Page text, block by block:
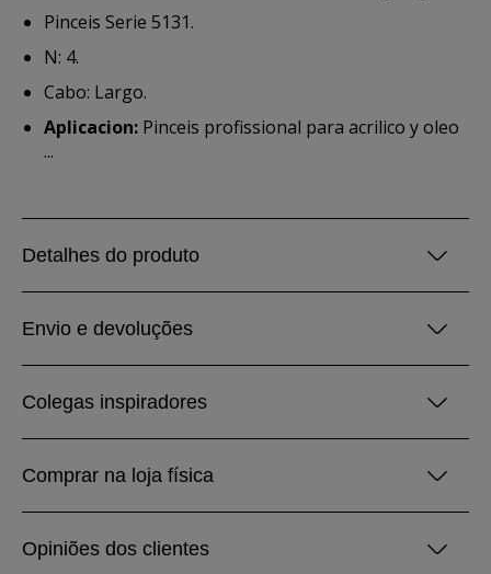
Pinceis Serie 5131.
N: 4.
Cabo: Largo.
Aplicacion: Pinceis profissional para acrilico y oleo
...
Detalhes do produto
Envio e devoluções
Colegas inspiradores
Comprar na loja física
Opiniões dos clientes